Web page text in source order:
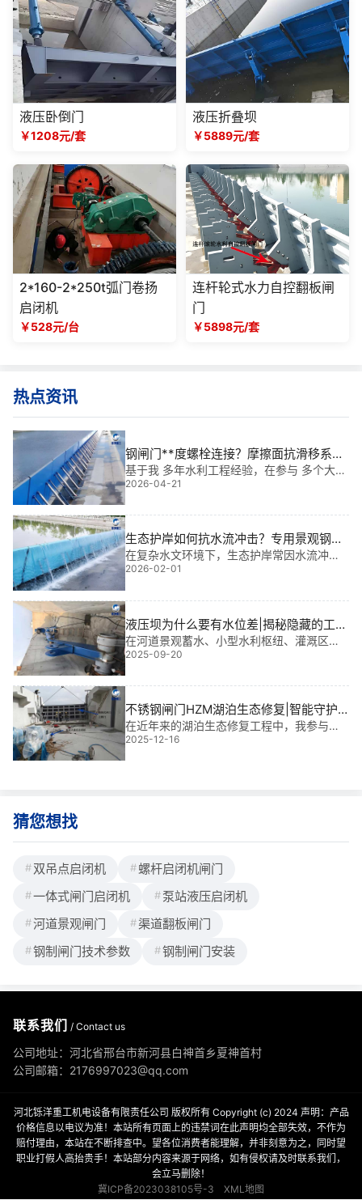
液压卧倒门
￥1208元/套
液压折叠坝
￥5889元/套
2*160-2*250t弧门卷扬
启闭机
￥528元/台
连杆轮式水力自控翻板闸
门
￥5898元/套
热点资讯
钢闸门**度螺栓连接？摩擦面抗滑移系数
与紧固力矩检测
基于我 多年水利工程经验，在参与 多个大型
项目后发现，许多渗漏隐患并非源于闸门本
擦面抗滑移系数不足或紧固力矩检测偏差，
往往是导致结构松动的核心**。
2026-04-21
生态护岸如何抗水流冲击？专用景观钢坝
结构设计与选型
在复杂水文环境下，生态护岸常因水流冲刷
导致结构失稳、岸线坍塌。基于我多年水利
我深知：生态护岸如何抗水流冲击？专用景
观钢坝结构设计与选型，是实现长期稳定防
护的关键
2026-02-01
液压坝为什么要有水位差|揭秘隐藏的工程
智慧
在河道景观蓄水、小型水利枢纽、灌溉区挡
水和城市河道治理中，液压坝正成为越来越
受欢迎的“隐形守护者”。它不仅造型美观、启
闭灵活，更关键的是——液压坝为什么要有
水位差？这背后藏着一套**的力学平衡逻
辑。我
2025-09-20
不锈钢闸门HZM湖泊生态修复|智能守护
水生态的“隐形卫士”
在近年来的湖泊生态修复工程中，我参与过
多个大型项目，其中*让我印象深刻的是浙江
2025-12-16
猜您想找
双吊点启闭机
螺杆启闭机闸门
一体式闸门启闭机
泵站液压启闭机
河道景观闸门
渠道翻板闸门
钢制闸门技术参数
钢制闸门安装
联系我们 / Contact us
公司地址：河北省邢台市新河县白神首乡夏神首村
公司邮箱：2176997023@qq.com
河北铄洋重工机电设备有限责任公司 版权所有 Copyright (c) 2024 声明：产品
价格信息以电议为准！本站所有页面上的违禁词在此声明均全部失效，不作为
赔付理由，本站在不断排查中。望各位消费者能理解，并非刻意为之，同时望
职业打假人高抬贵手！本站部分内容来源于网络，如有侵权请及时联系我们，
会立马删除！
冀ICP备2023038105号-3
XML地图